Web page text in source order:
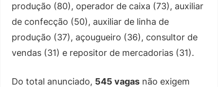
produção (80), operador de caixa (73), auxiliar
de confecção (50), auxiliar de linha de
produção (37), açougueiro (36), consultor de
vendas (31) e repositor de mercadorias (31).
Do total anunciado, 545 vagas não exigem